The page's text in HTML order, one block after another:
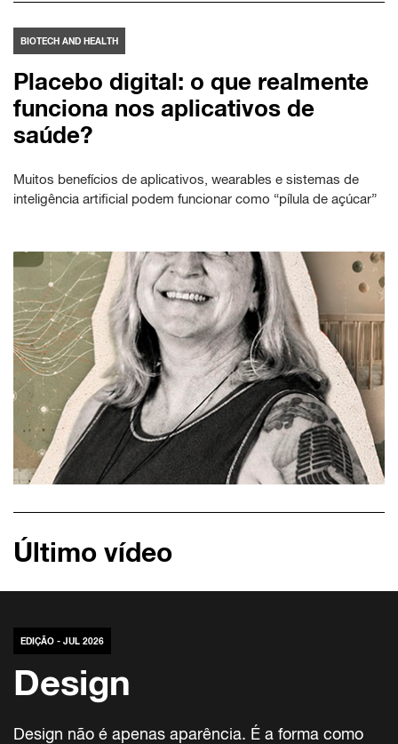
BIOTECH AND HEALTH
Placebo digital: o que realmente
funciona nos aplicativos de
saúde?
Muitos benefícios de aplicativos, wearables e sistemas de
inteligência artificial podem funcionar como “pílula de açúcar”
Último vídeo
EDIÇÃO - JUL 2026
Design
Design não é apenas aparência. É a forma como